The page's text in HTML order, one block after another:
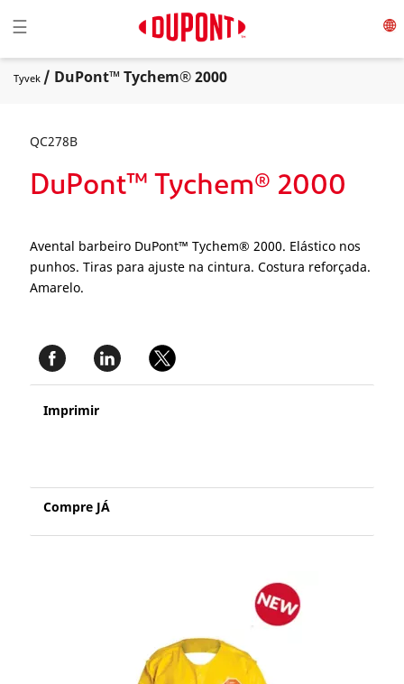
Toggle navigation
☰
Tyvek / DuPont™ Tychem® 2000
QC278B
DuPont™ Tychem® 2000
Avental barbeiro DuPont™ Tychem® 2000. Elástico nos
punhos. Tiras para ajuste na cintura. Costura reforçada.
Amarelo.
Imprimir
Compre JÁ